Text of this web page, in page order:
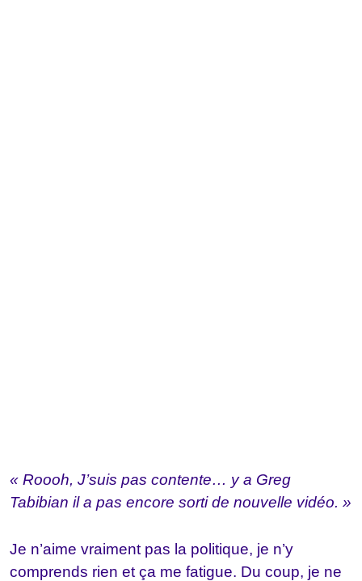
« Roooh, J’suis pas contente… y a Greg
Tabibian il a pas encore sorti de nouvelle vidéo. »
Je n’aime vraiment pas la politique, je n’y
comprends rien et ça me fatigue. Du coup, je ne